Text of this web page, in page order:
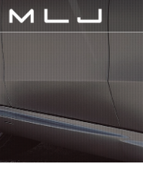
PRODUCTS
SNS
COMPANY
CONTACT US